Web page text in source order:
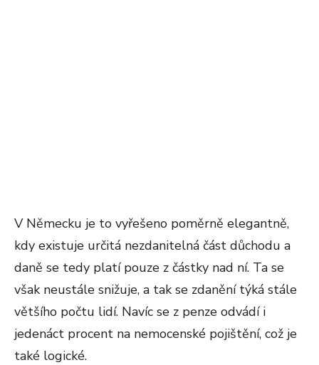
V Německu je to vyřešeno poměrně elegantně,
kdy existuje určitá nezdanitelná část důchodu a
daně se tedy platí pouze z částky nad ní. Ta se
však neustále snižuje, a tak se zdanění týká stále
většího počtu lidí. Navíc se z penze odvádí i
jedenáct procent na nemocenské pojištění, což je
také logické.